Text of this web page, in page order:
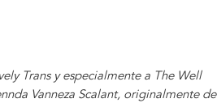
Trans y especialmente a The Well
Vanneza Scalant, originalmente de